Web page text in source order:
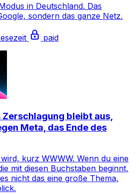
in Deutschland. Das
sondern das ganze Netz.
paid
bleibt aus,
Meta, das Ende des
kurz WWWW. Wenn du eine
mit diesen Buchstaben beginnt,
nicht das eine große Thema,